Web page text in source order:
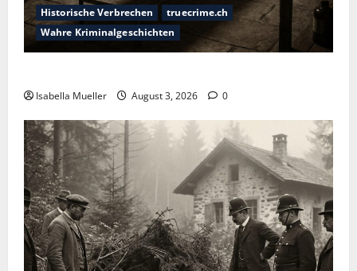
Historische Verbrechen
truecrime.ch
Wahre Kriminalgeschichten
Isabella Mueller August 3, 2026 0